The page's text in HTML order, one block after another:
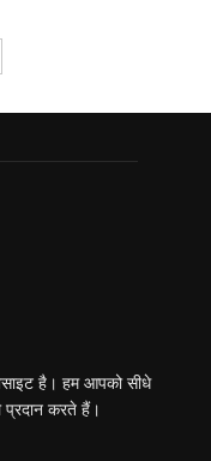
है। हम आपको सीधे
प्रदान करते हैं।